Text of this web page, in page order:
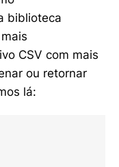
biblioteca
CSV com mais
ou retornar
lá: